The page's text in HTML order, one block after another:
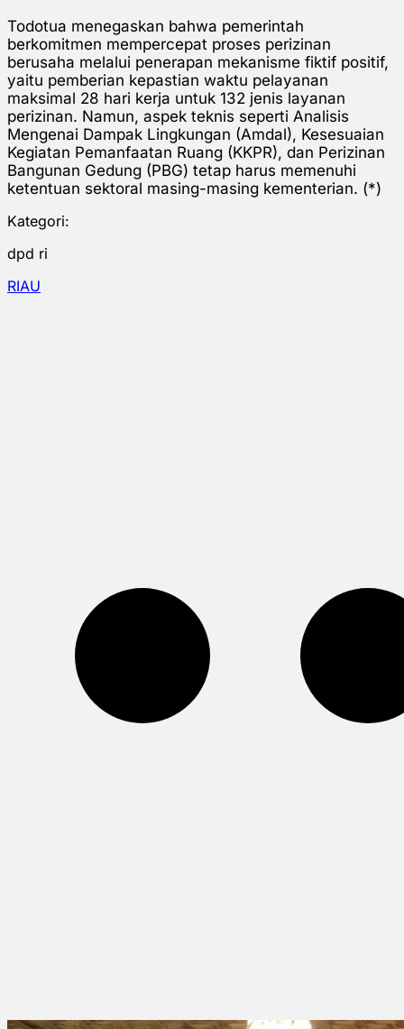
Todotua menegaskan bahwa pemerintah
berkomitmen mempercepat proses perizinan
berusaha melalui penerapan mekanisme fiktif positif,
yaitu pemberian kepastian waktu pelayanan
maksimal 28 hari kerja untuk 132 jenis layanan
perizinan. Namun, aspek teknis seperti Analisis
Mengenai Dampak Lingkungan (Amdal), Kesesuaian
Kegiatan Pemanfaatan Ruang (KKPR), dan Perizinan
Bangunan Gedung (PBG) tetap harus memenuhi
ketentuan sektoral masing-masing kementerian. (*)
Kategori:
dpd ri
RIAU